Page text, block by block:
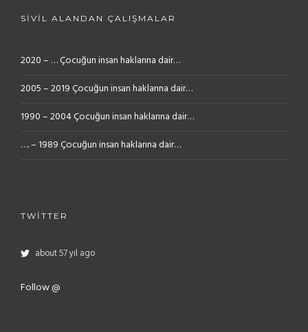
SIVIL ALANDAN ÇALIŞMALAR
2020 – … Çocuğun insan haklarına dair…
2005 – 2019 Çocuğun insan haklarına dair…
1990 – 2004 Çocuğun insan haklarına dair…
…. – 1989 Çocuğun insan haklarına dair…
TWITTER
about 57 yıl ago
Follow @